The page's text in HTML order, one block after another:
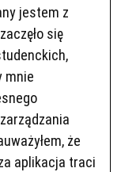
jestem z
się
mnie
że
aplikacja traci